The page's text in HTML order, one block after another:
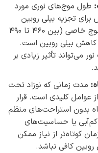
طول موج‌های نوری مورد
تجزیه بیلی ‌روبین
طراحی شده‌اند. نور آبی با طول موج خاصی (بین 460 تا 490
کاهش بیلی ‌روبین است.
می‌تواند تأثیر زیادی بر
مدت زمانی که نوزاد تحت
عوامل کلیدی است. قرار
بدون استراحت‌های منظم
کم‌آبی یا حساسیت‌های
کوتاه‌تر از نیاز ممکن
کافی نباشد.